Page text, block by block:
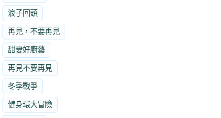
浪子回頭
再見，不要再見
甜妻好廚藝
再見不要再見
冬季戰爭
健身環大冒險